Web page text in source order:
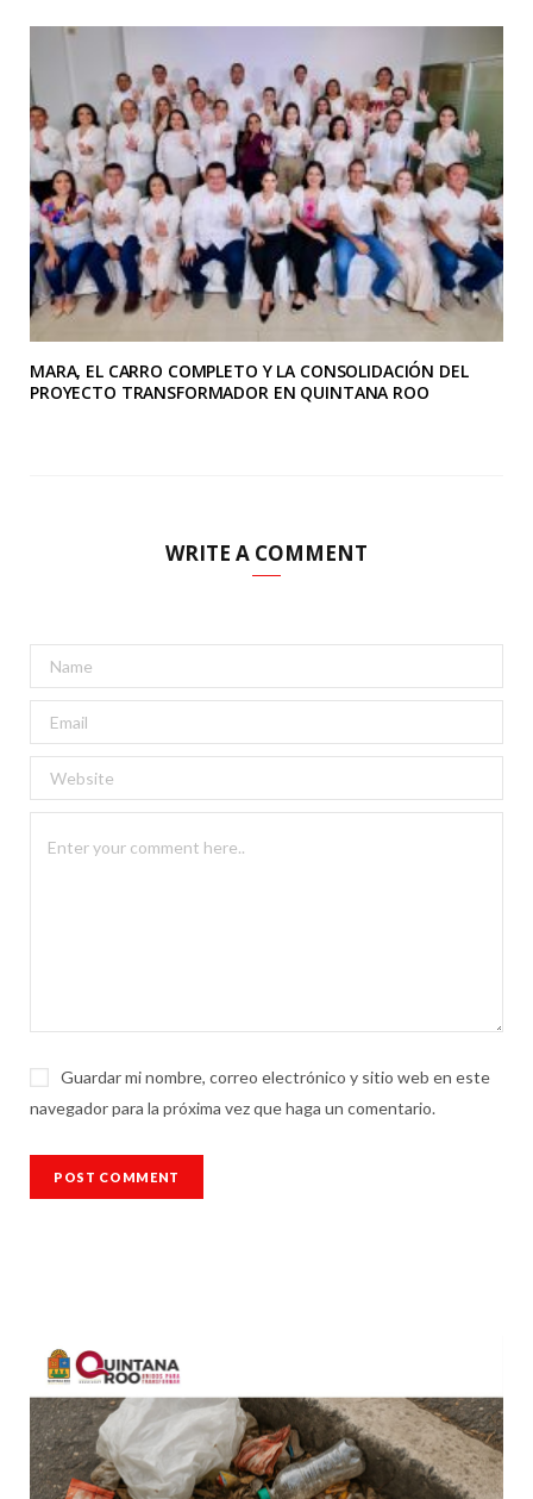
MARA, EL CARRO COMPLETO Y LA CONSOLIDACIÓN DEL
PROYECTO TRANSFORMADOR EN QUINTANA ROO
WRITE A COMMENT
Guardar mi nombre, correo electrónico y sitio web en este
navegador para la próxima vez que haga un comentario.